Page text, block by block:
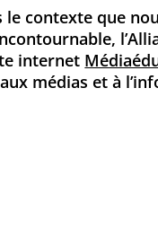
le contexte que
internet
aux médias et à